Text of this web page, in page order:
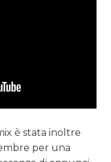
è stata inoltre
per una